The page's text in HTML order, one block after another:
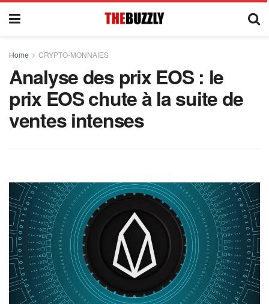
Home CRYPTO-MONNAIES
Analyse des prix EOS : le
prix EOS chute à la suite de
ventes intenses